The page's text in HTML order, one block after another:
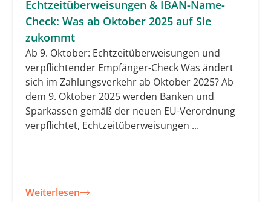
Echtzeitüberweisungen & IBAN-Name-
Check: Was ab Oktober 2025 auf Sie
zukommt
Ab 9. Oktober: Echtzeitüberweisungen und
verpflichtender Empfänger-Check Was ändert
sich im Zahlungsverkehr ab Oktober 2025? Ab
dem 9. Oktober 2025 werden Banken und
Sparkassen gemäß der neuen EU-Verordnung
verpflichtet, Echtzeitüberweisungen ...
Weiterlesen